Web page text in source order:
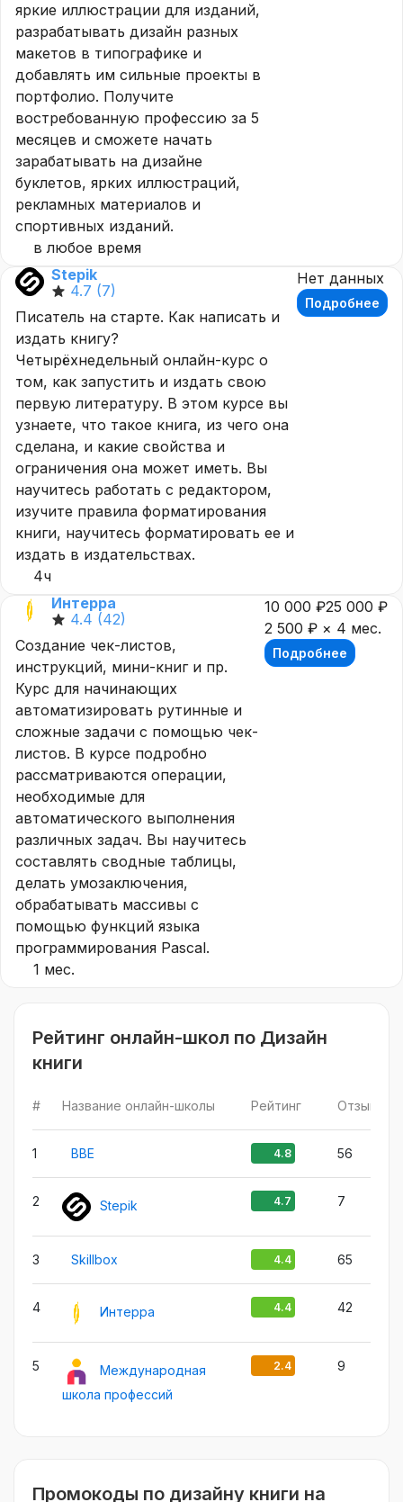
яркие иллюстрации для изданий,
разрабатывать дизайн разных
макетов в типографике и
добавлять им сильные проекты в
портфолио. Получите
востребованную профессию за 5
месяцев и сможете начать
зарабатывать на дизайне
буклетов, ярких иллюстраций,
рекламных материалов и
спортивных изданий.
в любое время
Stepik
4.7 (7)
Писатель на старте. Как написать и
издать книгу?
Четырёхнедельный онлайн-курс о
том, как запустить и издать свою
первую литературу. В этом курсе вы
узнаете, что такое книга, из чего она
сделана, и какие свойства и
ограничения она может иметь. Вы
научитесь работать с редактором,
изучите правила форматирования
книги, научитесь форматировать ее и
издать в издательствах.
4ч
Нет данных
Подробнее
Интерра
4.4 (42)
Создание чек-листов,
инструкций, мини-книг и пр.
Курс для начинающих
автоматизировать рутинные и
сложные задачи с помощью чек-
листов. В курсе подробно
рассматриваются операции,
необходимые для
автоматического выполнения
различных задач. Вы научитесь
составлять сводные таблицы,
делать умозаключения,
обрабатывать массивы с
помощью функций языка
программирования Pascal.
1 меc.
10 000 ₽25 000 ₽
2 500 ₽ × 4 мес.
Подробнее
Рейтинг онлайн-школ по Дизайн
книги
# Название онлайн-школы Рейтинг Отзыв
1 BBE 4.8 56
2 Stepik 4.7 7
3 Skillbox 4.4 65
4 Интерра 4.4 42
5
Международная
школа профессий
2.4 9
Промокоды по дизайну книги на